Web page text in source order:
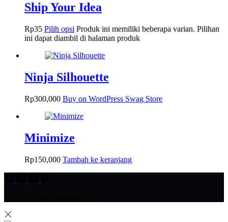
Ship Your Idea
Rp35 Pilih opsi Produk ini memiliki beberapa varian. Pilihan
ini dapat diambil di halaman produk
Ninja Silhouette
Rp300,000 Buy on WordPress Swag Store
Minimize
Rp150,000 Tambah ke keranjang